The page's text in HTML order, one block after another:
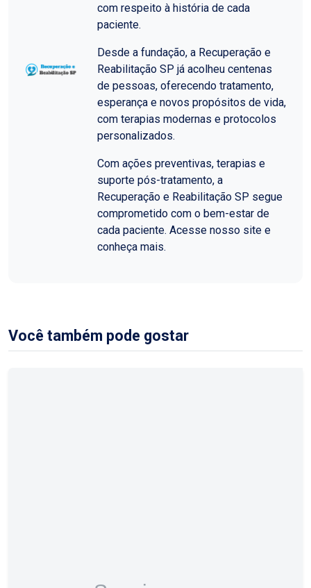
com respeito à história de cada
paciente.
Desde a fundação, a Recuperação e
Reabilitação SP já acolheu centenas
de pessoas, oferecendo tratamento,
esperança e novos propósitos de vida,
com terapias modernas e protocolos
personalizados.
Com ações preventivas, terapias e
suporte pós-tratamento, a
Recuperação e Reabilitação SP segue
comprometido com o bem-estar de
cada paciente. Acesse nosso site e
conheça mais.
Você também pode gostar